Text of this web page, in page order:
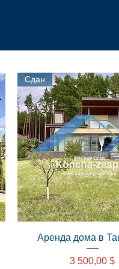
Сдан
Аренда дома в
Цена
3 500,00 $